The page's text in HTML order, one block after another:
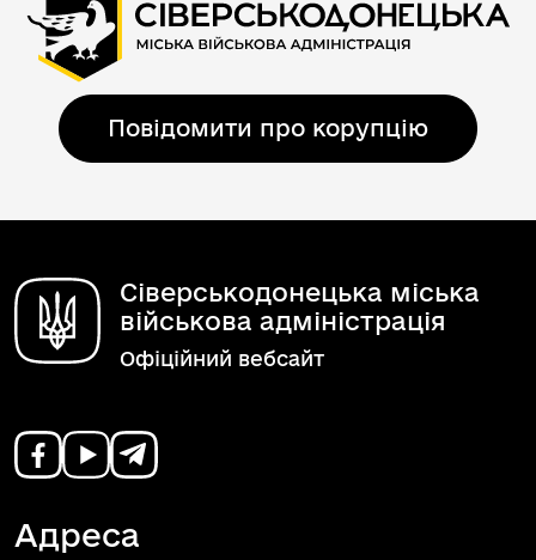
Повідомити про корупцію
Сіверськодонецька міська
військова адміністрація
Офіційний вебсайт
Адреса